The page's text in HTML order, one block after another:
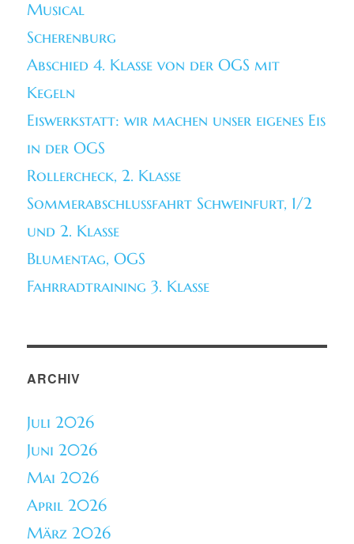
Musical
Scherenburg
Abschied 4. Klasse von der OGS mit
Kegeln
Eiswerkstatt: wir machen unser eigenes Eis
in der OGS
Rollercheck, 2. Klasse
Sommerabschlussfahrt Schweinfurt, 1/2
und 2. Klasse
Blumentag, OGS
Fahrradtraining 3. Klasse
ARCHIV
Juli 2026
Juni 2026
Mai 2026
April 2026
März 2026